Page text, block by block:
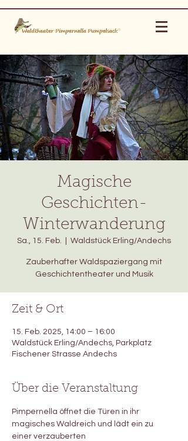
Magische
Geschichten-
Winterwanderung
Sa., 15. Feb. Waldstück Erling/Andechs
Zauberhafter Waldspaziergang mit
Geschichtentheater und Musik
Zeit & Ort
15. Feb. 2025, 14:00 – 16:00
Waldstück Erling/Andechs, Parkplatz
Fischener Strasse Andechs
Über die Veranstaltung
Pimpernella öffnet die Türen in ihr
magisches Waldreich und lädt ein zu
einer verzauberten